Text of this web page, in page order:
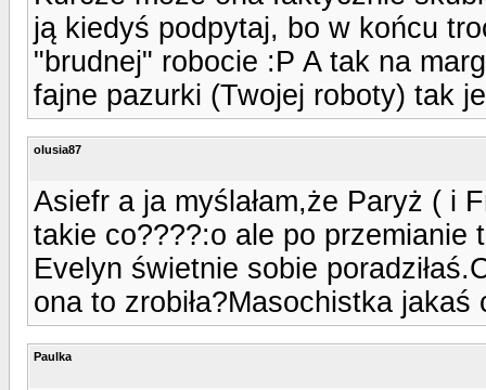
ją kiedyś podpytaj, bo w końcu
"brudnej" robocie :P A tak na
fajne pazurki (Twojej roboty) tak
olusia87
Asiefr a ja myślałam,że Paryż ( i
takie co????:o ale po przemianie
Evelyn świetnie sobie
ona to zrobiła?Masochistka jakaś
Paulka